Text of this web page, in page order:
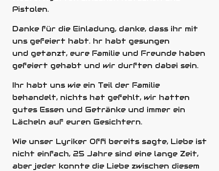
Pistolen.
Danke für die Einladung, danke, dass ihr mit
uns gefeiert habt. hr habt gesungen
und getanzt, eure Familie und Freunde haben
gefeiert gehabt und wir durften dabei sein.
Ihr habt uns wie ein Teil der Familie
behandelt, nichts hat gefehlt, wir hatten
gutes Essen und Getränke und immer ein
Lächeln auf euren Gesichtern.
Wie unser Lyriker Offi bereits sagte, Liebe ist
nicht einfach, 25 Jahre sind eine lange Zeit,
aber jeder konnte die Liebe zwischen diesem